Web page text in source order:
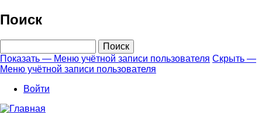
Перейти
к
основному
Поиск
Меню
учётной
записи
Показать — Меню учётной записи пользователя Скрыть —
Меню учётной записи пользователя
Войти